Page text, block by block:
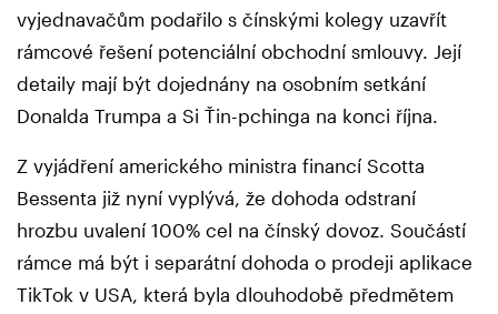
vyjednavačům podařilo s čínskými kolegy uzavřít
rámcové řešení potenciální obchodní smlouvy. Její
detaily mají být dojednány na osobním setkání
Donalda Trumpa a Si Ťin-pchinga na konci října.
Z vyjádření amerického ministra financí Scotta
Bessenta již nyní vyplývá, že dohoda odstraní
hrozbu uvalení 100% cel na čínský dovoz. Součástí
rámce má být i separátní dohoda o prodeji aplikace
TikTok v USA, která byla dlouhodobě předmětem